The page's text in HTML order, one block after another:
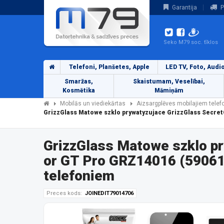
Garantija
Seko M79 soc. tīklos
Telefoni, Planšetes, Apple LED TV, Foto,
Smaržas,
Kosmētika
Skaistumam, Veselībai,
Māmiņām
Mobilās un viediekārtas
Aizsargplēves mobilajiem
GrizzGlass Matowe szklo prywatyzujace GrizzGlass
GrizzGlass Matowe szklo
or GT Pro GRZ14016
telefoniem
Preces kods: JOINEDIT79014706